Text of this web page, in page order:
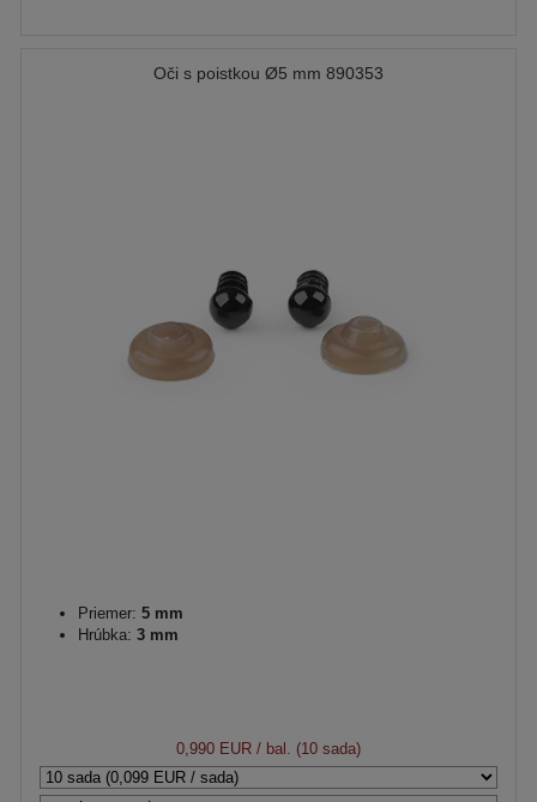
Oči s poistkou Ø5 mm 890353
Priemer: 5 mm
Hrúbka: 3 mm
0,990 EUR / bal. (10 sada)